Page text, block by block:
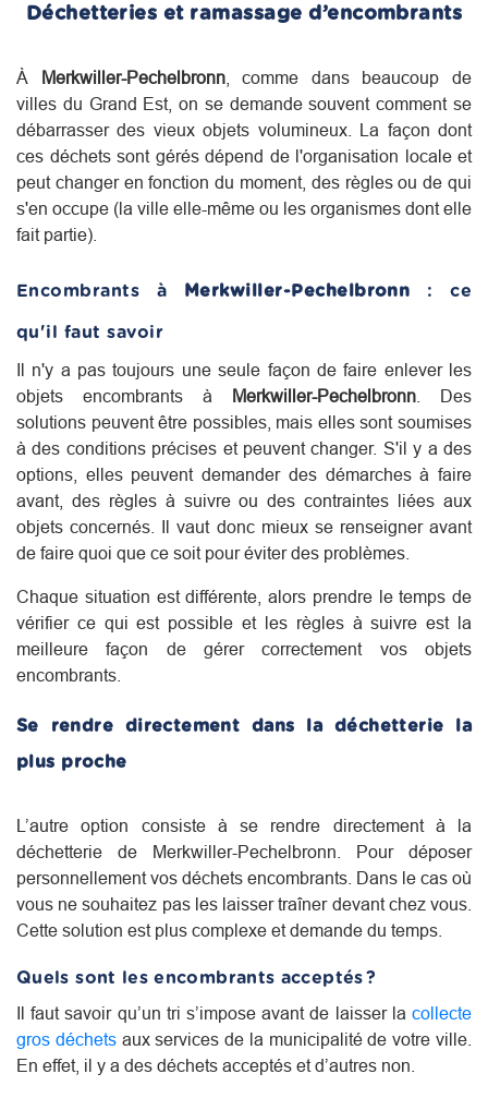
Déchetteries et ramassage d’encombrants
À Merkwiller-Pechelbronn, comme dans beaucoup de
villes du Grand Est, on se demande souvent comment se
débarrasser des vieux objets volumineux. La façon dont
ces déchets sont gérés dépend de l'organisation locale et
peut changer en fonction du moment, des règles ou de qui
s'en occupe (la ville elle-même ou les organismes dont elle
fait partie).
Encombrants à Merkwiller-Pechelbronn : ce
qu'il faut savoir
Il n'y a pas toujours une seule façon de faire enlever les
objets encombrants à Merkwiller-Pechelbronn . Des
solutions peuvent être possibles, mais elles sont soumises
à des conditions précises et peuvent changer. S'il y a des
options, elles peuvent demander des démarches à faire
avant, des règles à suivre ou des contraintes liées aux
objets concernés. Il vaut donc mieux se renseigner avant
de faire quoi que ce soit pour éviter des problèmes.
Chaque situation est différente, alors prendre le temps de
vérifier ce qui est possible et les règles à suivre est la
meilleure façon de gérer correctement vos objets
encombrants.
Se rendre directement dans la déchetterie la
plus proche
L’autre option consiste à se rendre directement à la
déchetterie de Merkwiller-Pechelbronn. Pour déposer
personnellement vos déchets encombrants. Dans le cas où
vous ne souhaitez pas les laisser traîner devant chez vous.
Cette solution est plus complexe et demande du temps.
Quels sont les encombrants acceptés ?
Il faut savoir qu’un tri s’impose avant de laisser la collecte
gros déchetsaux services de la municipalité de votre ville.
En effet, il y a des déchets acceptés et d’autres non.